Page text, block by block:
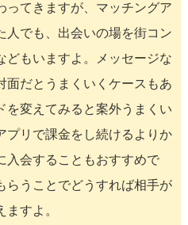
ってきますが、マッチングア
人でも、出会いの場を街コン
どもいますよ。メッセージな
面だとうまくいくケースもあ
を変えてみると案外うまくい
プリで課金をし続けるよりか
入会することもおすすめで
らうことでどうすれば相手が
すよ。